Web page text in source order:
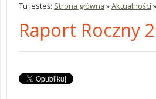
Tu jesteś: Strona główna »Aktualności »
Raport Roczny